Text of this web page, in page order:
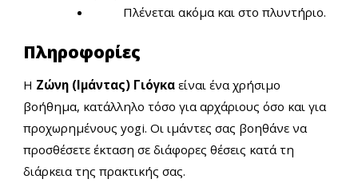
Πλένεται ακόμα και στο πλυντήριο.
Πληροφορίες
Η Ζώνη (Ιμάντας) Γιόγκα είναι ένα χρήσιμο
βοήθημα, κατάλληλο τόσο για αρχάριους όσο και για
προχωρημένους yogi. Οι ιμάντες σας βοηθάνε να
προσθέσετε έκταση σε διάφορες θέσεις κατά τη
διάρκεια της πρακτικής σας.